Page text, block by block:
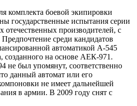
комплекта боевой экипировки
государственные испытания серии
отечественных производителей, с
среди кандидатов
автоматикой А-545
созданного на основе АЕК-971.
не был упомянут, соответственно
данный автомат или его
не имеет дальнейшей
в армии. В 2009 году снят с